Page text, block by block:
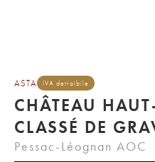
ASTA IVA detraibile
CHÂTEAU
Pessac-Léognan AOC